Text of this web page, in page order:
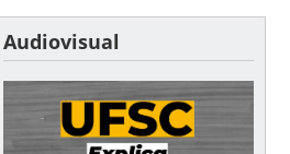
Audiovisual